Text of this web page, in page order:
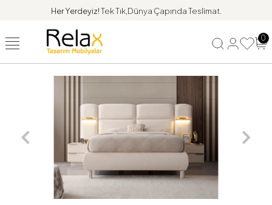
Her Yerdeyiz!Tek Tık,Dünya Çapında Teslimat.
0